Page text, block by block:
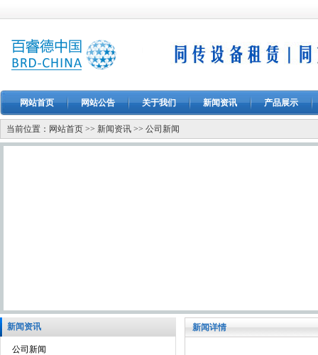
网站首页 网站公告 关于我们 新闻资讯 产品展示
当前位置： 网站首页 >> 新闻资讯 >> 公司新闻
新闻资讯
公司新闻
新闻详情